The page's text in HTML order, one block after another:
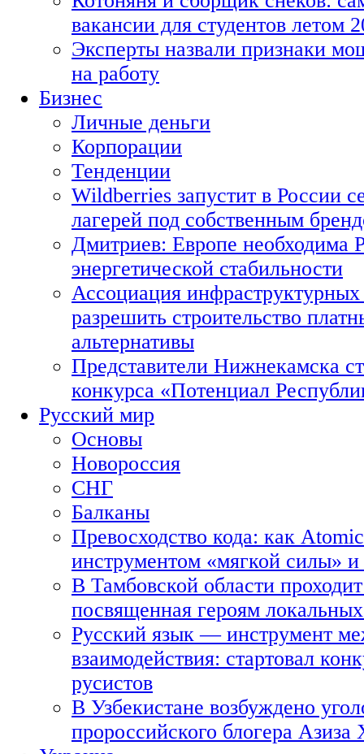
вакансии для студентов летом
Эксперты назвали признаки
на работу
Бизнес
Личные деньги
Корпорации
Тенденции
Wildberries запустит в России
лагерей под собственным
Дмитриев: Европе необходима
энергетической стабильности
Ассоциация
разрешить строительство
альтернативы
Представители Нижнекамска
конкурса «Потенциал
Русский мир
Основы
Новороссия
СНГ
Балканы
Превосходство кода: как
инструментом «мягкой силы» и
В Тамбовской области
посвященная героям
Русский язык — инструмент
взаимодействия: стартовал
русистов
В Узбекистане возбуждено
пророссийского блогера Азиза